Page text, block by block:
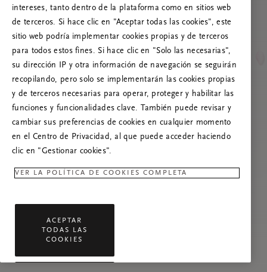
Prueba a actualizar esta página o, si el
problema persiste, ponte en contacto con
nosotros.
intereses, tanto dentro de la plataforma como en sitios web
de terceros. Si hace clic en "Aceptar todas las cookies", este
sitio web podría implementar cookies propias y de terceros
para todos estos fines. Si hace clic en "Solo las necesarias",
su dirección IP y otra información de navegación se seguirán
recopilando, pero solo se implementarán las cookies propias
y de terceros necesarias para operar, proteger y habilitar las
funciones y funcionalidades clave. También puede revisar y
cambiar sus preferencias de cookies en cualquier momento
en el Centro de Privacidad, al que puede acceder haciendo
clic en "Gestionar cookies".
VER LA POLÍTICA DE COOKIES COMPLETA
ACEPTAR
TODAS LAS
COOKIES